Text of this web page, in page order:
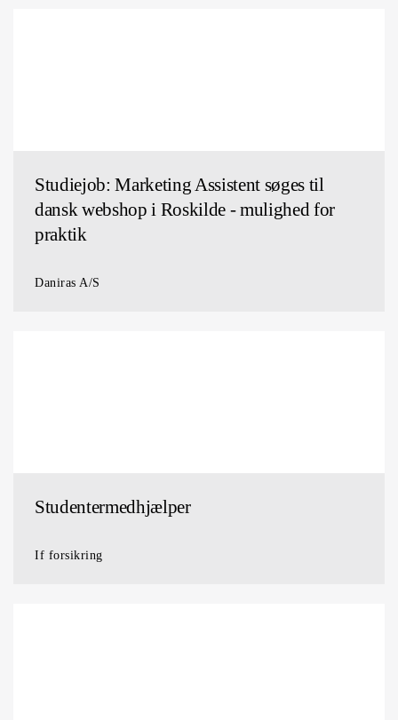
Studiejob: Marketing Assistent søges til
dansk webshop i Roskilde - mulighed for
praktik
Daniras A/S
Studentermedhjælper
If forsikring